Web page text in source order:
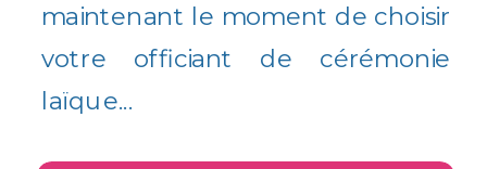
maintenant le moment de choisir
votre officiant de cérémonie
laïque...